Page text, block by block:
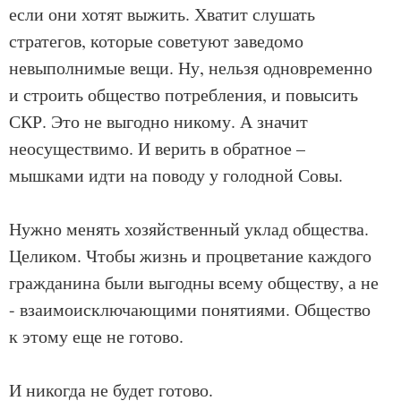
если они хотят выжить. Хватит слушать
стратегов, которые советуют заведомо
невыполнимые вещи. Ну, нельзя одновременно
и строить общество потребления, и повысить
СКР. Это не выгодно никому. А значит
неосуществимо. И верить в обратное –
мышками идти на поводу у голодной Совы.
Нужно менять хозяйственный уклад общества.
Целиком. Чтобы жизнь и процветание каждого
гражданина были выгодны всему обществу, а не
- взаимоисключающими понятиями. Общество
к этому еще не готово.
И никогда не будет готово.